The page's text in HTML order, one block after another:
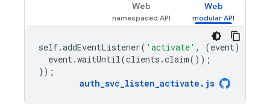
Web
Web
self.addEventListener( 'activate' , (event)
event.waitUntil(clients .claim());
});
auth_svc_listen_activate . js